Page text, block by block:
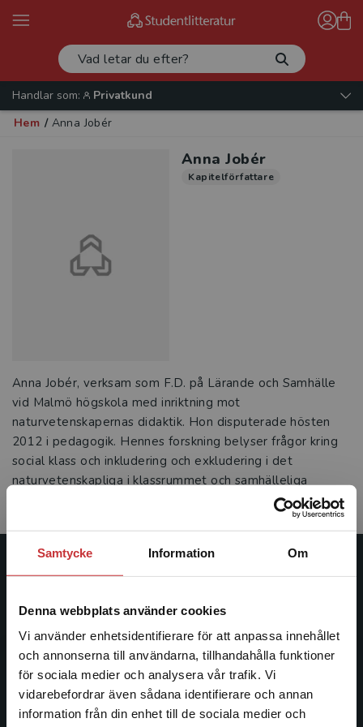
Samtycke Information Om
Denna webbplats använder cookies
Vi använder enhetsidentifierare för att anpassa innehållet
och annonserna till användarna, tillhandahålla funktioner
för sociala medier och analysera vår trafik. Vi
vidarebefordrar även sådana identifierare och annan
information från din enhet till de sociala medier och
Begränsad fraktregion
Handlar som:
Privatkund
Hem / Anna Jobér
Anna Jobér
Kapitelförfattare
Anna Jobér, verksam som F.D. på Lärande och Samhälle
vid Malmö högskola med inriktning mot
naturvetenskapernas didaktik. Hon disputerade hösten
2012 i pedagogik. Hennes forskning belyser frågor kring
social klass och inkludering och exkludering i det
naturvetenskapliga i klassrummet och samhälleliga
Studentlitteratur
Studentlitteratur grundades 1963 och är idag Sveriges
ledande utbildningsförlag. Med läromedel, kurslitteratur,
facklitteratur, utbildningar och digitala
informationstjänster i utbudet, finns Studentlitteratur med
längs hela kunskapsresan.